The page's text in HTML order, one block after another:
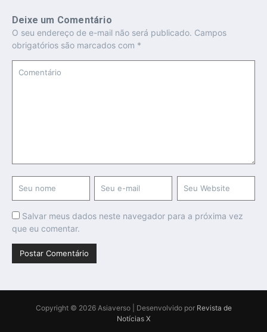
Deixe um Comentário
O seu endereço de e-mail não será publicado. Campos
obrigatórios são marcados com *
Salvar meus dados neste navegador para a próxima vez
que eu comentar.
Copyright © 2026 Asiaverso | Desenvolvido por Revista de
Notícias X